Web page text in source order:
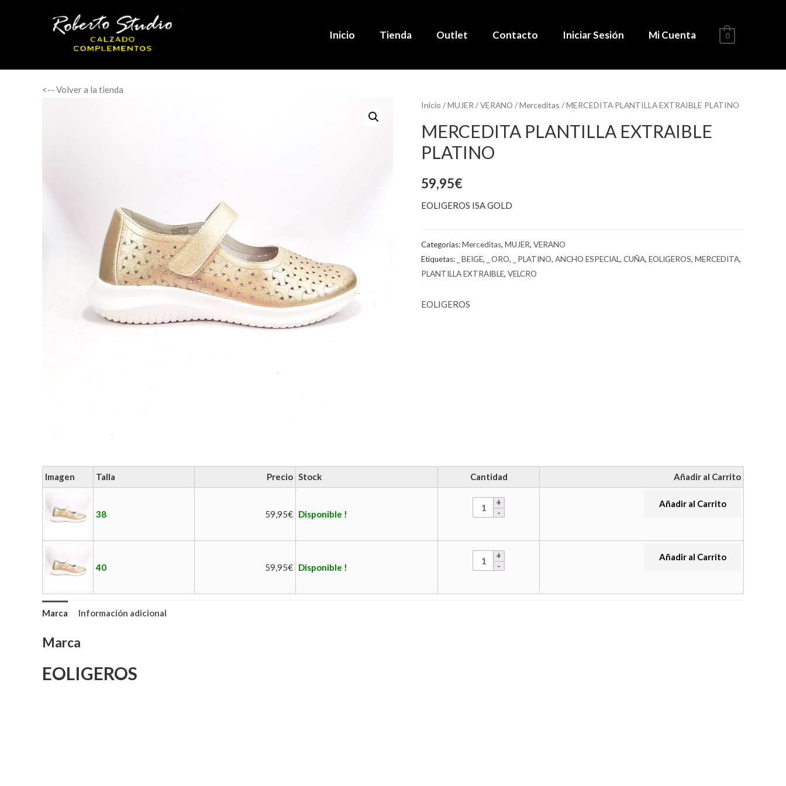
Inicio Tienda Outlet Contacto Iniciar Sesión Mi Cuenta 0
<-- Volver a la tienda
Inicio /MUJER /VERANO /Merceditas / MERCEDITA PLANTILLA EXTRAIBLE PLATINO
MERCEDITA PLANTILLA EXTRAIBLE
PLATINO
59,95€
EOLIGEROS ISA GOLD
Categorías:Merceditas, MUJER, VERANO
Etiquetas:
_ BEIGE, _ ORO, _ PLATINO, ANCHO ESPECIAL, CUÑA, EOLIGEROS, MERCEDITA,
PLANTILLA EXTRAIBLE, VELCRO
EOLIGEROS
Imagen Talla Precio Stock Cantidad Añadir al Carrito
38 59,95€ Disponible !
Añadir al Carrito
40 59,95€ Disponible !
Añadir al Carrito
Marca Información adicional
Marca
EOLIGEROS